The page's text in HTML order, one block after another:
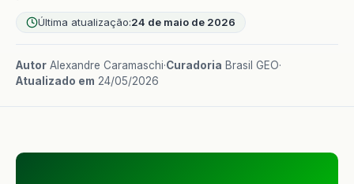
Última atualização:24 de maio de 2026
Autor Alexandre Caramaschi·Curadoria Brasil GEO·
Atualizado em 24/05/2026